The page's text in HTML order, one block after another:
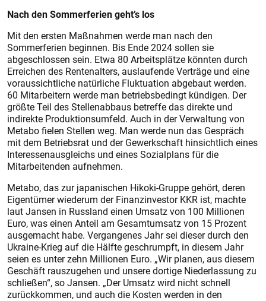
Nach den Sommerferien geht’s los
Mit den ersten Maßnahmen werde man nach den
Sommerferien beginnen. Bis Ende 2024 sollen sie
abgeschlossen sein. Etwa 80 Arbeitsplätze könnten durch
Erreichen des Rentenalters, auslaufende Verträge und eine
voraussichtliche natürliche Fluktuation abgebaut werden.
60 Mitarbeitern werde man betriebsbedingt kündigen. Der
größte Teil des Stellenabbaus betreffe das direkte und
indirekte Produktionsumfeld. Auch in der Verwaltung von
Metabo fielen Stellen weg. Man werde nun das Gespräch
mit dem Betriebsrat und der Gewerkschaft hinsichtlich eines
Interessenausgleichs und eines Sozialplans für die
Mitarbeitenden aufnehmen.
Metabo, das zur japanischen Hikoki-Gruppe gehört, deren
Eigentümer wiederum der Finanzinvestor KKR ist, machte
laut Jansen in Russland einen Umsatz von 100 Millionen
Euro, was einen Anteil am Gesamtumsatz von 15 Prozent
ausgemacht habe. Vergangenes Jahr sei dieser durch den
Ukraine-Krieg auf die Hälfte geschrumpft, in diesem Jahr
seien es unter zehn Millionen Euro. „Wir planen, aus diesem
Geschäft rauszugehen und unsere dortige Niederlassung zu
schließen“, so Jansen. „Der Umsatz wird nicht schnell
zurückkommen, und auch die Kosten werden in den